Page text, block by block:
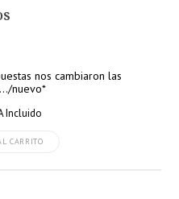
nos cambiaron las
nuevo*
Incluido
CARRITO